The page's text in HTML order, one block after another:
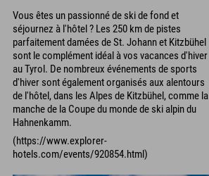
Vous êtes un passionné de ski de fond et
séjournez à l'hôtel ? Les 250 km de pistes
parfaitement damées de St. Johann et Kitzbühel
sont le complément idéal à vos vacances d'hiver
au Tyrol. De nombreux événements de sports
d'hiver sont également organisés aux alentours
de l'hôtel, dans les Alpes de Kitzbühel, comme la
manche de la Coupe du monde de ski alpin du
Hahnenkamm.
(https://www.explorer-
hotels.com/events/920854.html)